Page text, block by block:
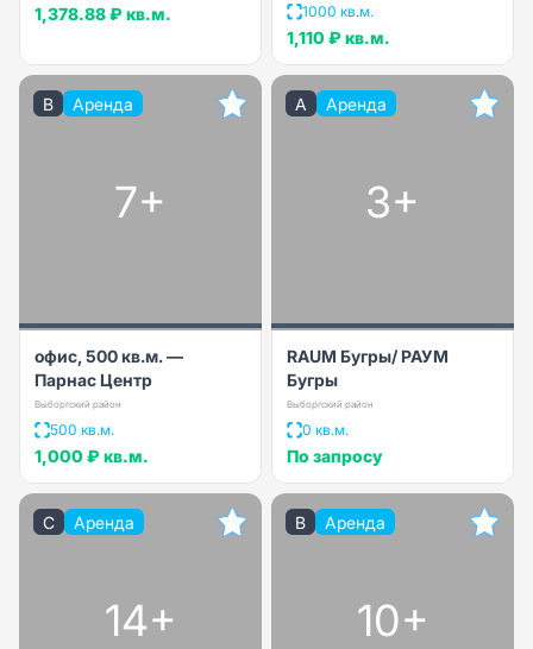
1,378.88 ₽ кв.м. 1000 кв.м.
1,110 ₽ кв.м.
B Аренда
7+
офис, 500 кв.м. —
Парнас Центр
Выборгский район
500 кв.м.
1,000 ₽ кв.м.
A Аренда
3+
RAUM Бугры/ РАУМ
Бугры
Выборгский район
0 кв.м.
По запросу
C Аренда
14+
B Аренда
10+